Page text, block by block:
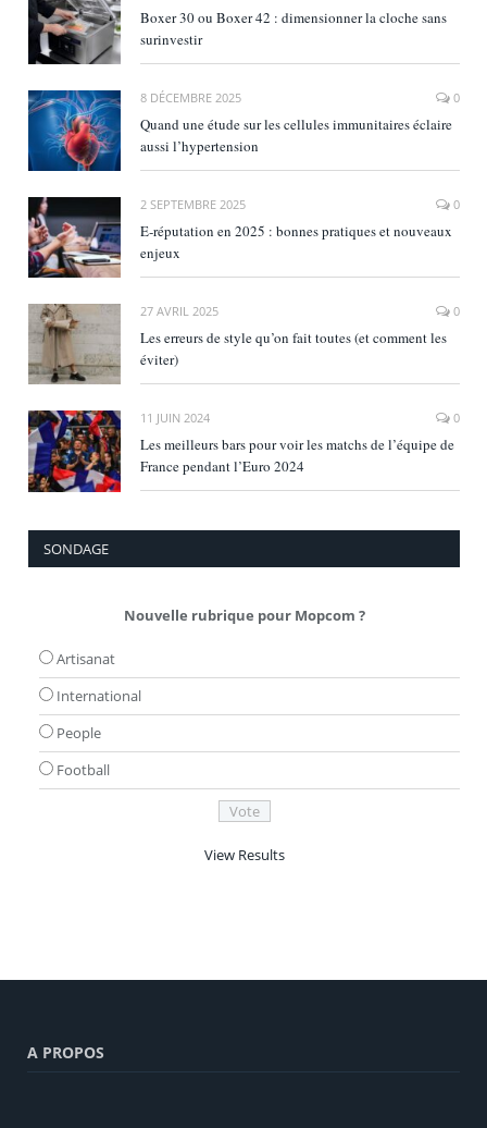
Boxer 30 ou Boxer 42 : dimensionner la cloche sans
surinvestir
8 DÉCEMBRE 2025 0
Quand une étude sur les cellules immunitaires éclaire
aussi l’hypertension
2 SEPTEMBRE 2025 0
E‑réputation en 2025 : bonnes pratiques et nouveaux
enjeux
27 AVRIL 2025 0
Les erreurs de style qu’on fait toutes (et comment les
éviter)
11 JUIN 2024 0
Les meilleurs bars pour voir les matchs de l’équipe de
France pendant l’Euro 2024
SONDAGE
Nouvelle rubrique pour Mopcom ?
Artisanat
International
People
Football
View Results
A PROPOS